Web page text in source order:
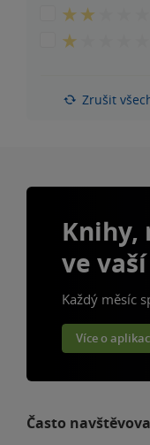
Zrušit
Knihy,
ve
Každý měsíc
Více o
Často